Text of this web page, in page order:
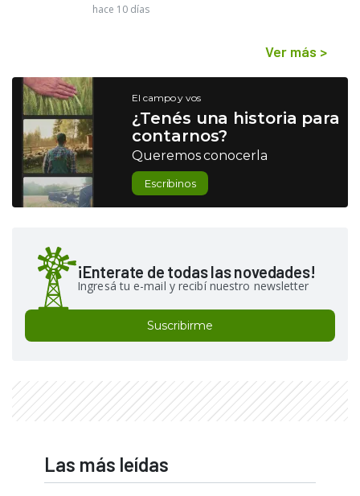
hace 10 días
Ver más >
El campo y vos
¿Tenés una historia para
contarnos?
Queremos conocerla
Escribinos
¡Enterate de todas las novedades!
Ingresá tu e-mail y recibí nuestro newsletter
Suscribirme
Las más leídas